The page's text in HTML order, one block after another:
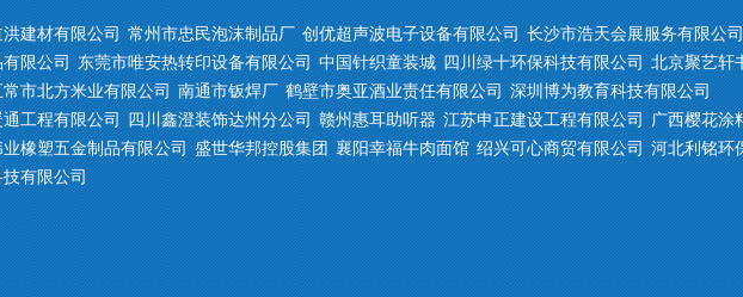
建材有限公司 常州市忠民泡沫制品厂 创优超声波电子设备有限公司 长沙市浩天会展服务有限公司
限公司 东莞市唯安热转印设备有限公司 中国针织童装城 四川绿十环保科技有限公司 北京聚艺轩
市北方米业有限公司 南通市钣焊厂 鹤壁市奥亚酒业责任有限公司 深圳博为教育科技有限公司
工程有限公司 四川鑫澄装饰达州分公司 赣州惠耳助听器 江苏申正建设工程有限公司 广西樱花涂
橡塑五金制品有限公司 盛世华邦控股集团 襄阳幸福牛肉面馆 绍兴可心商贸有限公司 河北利铭环
有限公司